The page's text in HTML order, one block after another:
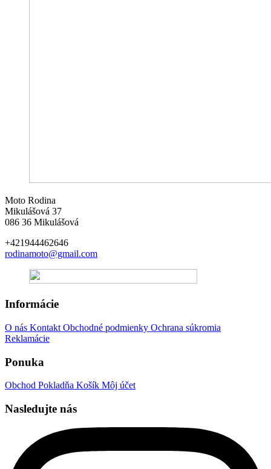
Moto Rodina
Mikulášová 37
086 36 Mikulášová
+421944462646
rodinamoto@gmail.com
Informácie
O nás Kontakt Obchodné podmienky Ochrana súkromia
Reklamácie
Ponuka
Obchod Pokladňa Košík Môj účet
Nasledujte nás